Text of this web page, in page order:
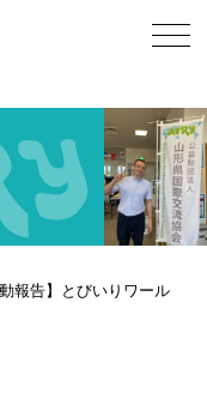
報告】とびいりワール